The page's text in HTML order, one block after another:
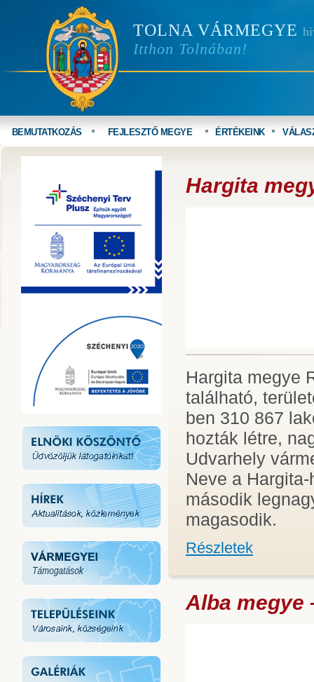
TOLNA VÁRMEGYE
Itthon Tolnában!
BEMUTATKOZÁS FEJLESZTŐ MEGYE ÉRTÉKEINK
Hargita
Hargita megye
található,
ben 310 867
hozták létre,
Udvarhely
Neve a
második
magasodik.
Részletek
Alba megye